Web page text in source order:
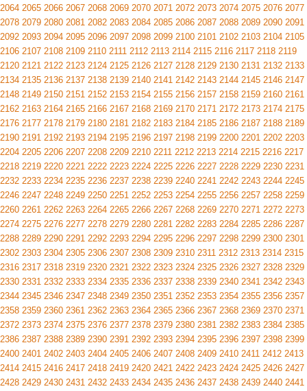
2064 2065 2066 2067 2068 2069 2070 2071 2072 2073 2074 2075 2076 2077
2078 2079 2080 2081 2082 2083 2084 2085 2086 2087 2088 2089 2090 2091
2092 2093 2094 2095 2096 2097 2098 2099 2100 2101 2102 2103 2104 2105
2106 2107 2108 2109 2110 2111 2112 2113 2114 2115 2116 2117 2118 2119
2120 2121 2122 2123 2124 2125 2126 2127 2128 2129 2130 2131 2132 2133
2134 2135 2136 2137 2138 2139 2140 2141 2142 2143 2144 2145 2146 2147
2148 2149 2150 2151 2152 2153 2154 2155 2156 2157 2158 2159 2160 2161
2162 2163 2164 2165 2166 2167 2168 2169 2170 2171 2172 2173 2174 2175
2176 2177 2178 2179 2180 2181 2182 2183 2184 2185 2186 2187 2188 2189
2190 2191 2192 2193 2194 2195 2196 2197 2198 2199 2200 2201 2202 2203
2204 2205 2206 2207 2208 2209 2210 2211 2212 2213 2214 2215 2216 2217
2218 2219 2220 2221 2222 2223 2224 2225 2226 2227 2228 2229 2230 2231
2232 2233 2234 2235 2236 2237 2238 2239 2240 2241 2242 2243 2244 2245
2246 2247 2248 2249 2250 2251 2252 2253 2254 2255 2256 2257 2258 2259
2260 2261 2262 2263 2264 2265 2266 2267 2268 2269 2270 2271 2272 2273
2274 2275 2276 2277 2278 2279 2280 2281 2282 2283 2284 2285 2286 2287
2288 2289 2290 2291 2292 2293 2294 2295 2296 2297 2298 2299 2300 2301
2302 2303 2304 2305 2306 2307 2308 2309 2310 2311 2312 2313 2314 2315
2316 2317 2318 2319 2320 2321 2322 2323 2324 2325 2326 2327 2328 2329
2330 2331 2332 2333 2334 2335 2336 2337 2338 2339 2340 2341 2342 2343
2344 2345 2346 2347 2348 2349 2350 2351 2352 2353 2354 2355 2356 2357
2358 2359 2360 2361 2362 2363 2364 2365 2366 2367 2368 2369 2370 2371
2372 2373 2374 2375 2376 2377 2378 2379 2380 2381 2382 2383 2384 2385
2386 2387 2388 2389 2390 2391 2392 2393 2394 2395 2396 2397 2398 2399
2400 2401 2402 2403 2404 2405 2406 2407 2408 2409 2410 2411 2412 2413
2414 2415 2416 2417 2418 2419 2420 2421 2422 2423 2424 2425 2426 2427
2428 2429 2430 2431 2432 2433 2434 2435 2436 2437 2438 2439 2440 2441